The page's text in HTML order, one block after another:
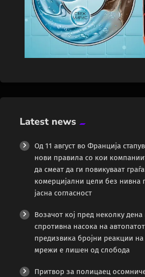
Latest news
Од 11 август во Франција
нови правила со кои
да смеат да ги повикуваат
комерцијални цели без нивна
јасна согласност
Возачот кој пред неколку
спротивна насока на
предизвика бројни реакции на
мрежи е лишен од слобода
Притвор за полицаец